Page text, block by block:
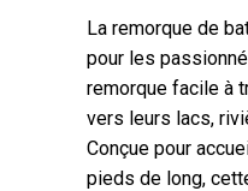
La remorque de
pour les
remorque facile à
vers leurs lacs,
Conçue pour
pieds de long,